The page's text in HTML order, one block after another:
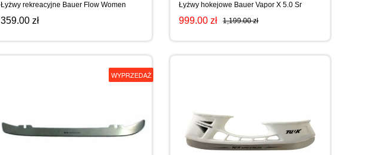
Łyżwy rekreacyjne Bauer Flow Women
359.00 zł
Łyżwy hokejowe Bauer Vapor X 5.0 Sr
999.00 zł 1,199.00 zł
WYPRZEDAŻ